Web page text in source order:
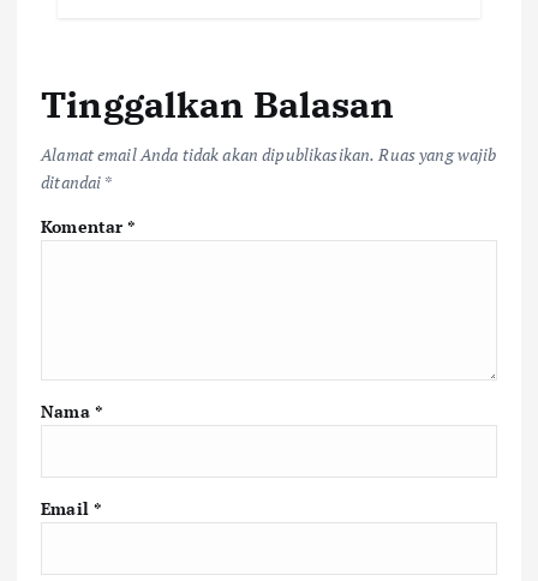
Tinggalkan Balasan
Alamat email Anda tidak akan dipublikasikan. Ruas yang wajib
ditandai *
Komentar*
Nama *
Email *